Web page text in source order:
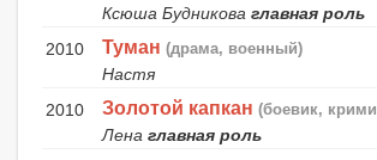
Ксюша Будникова главная роль
2010
Туман (драма, военный)
Настя
2010
Золотой капкан (боевик,
Лена главная роль